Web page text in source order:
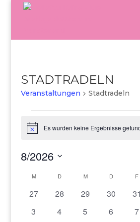
STADTRADELN
Veranstaltungen Stadtradeln
HinweisEs wurden keine Ergebnisse
8/2026
wählen.
Kalender
Veranstaltungen
M MONTAGD DIENSTAG
M MITTWOCH
D F
0
27
0
28
0
29
0
30
0
31
0
3
0
4
0
5
0
6
0
7